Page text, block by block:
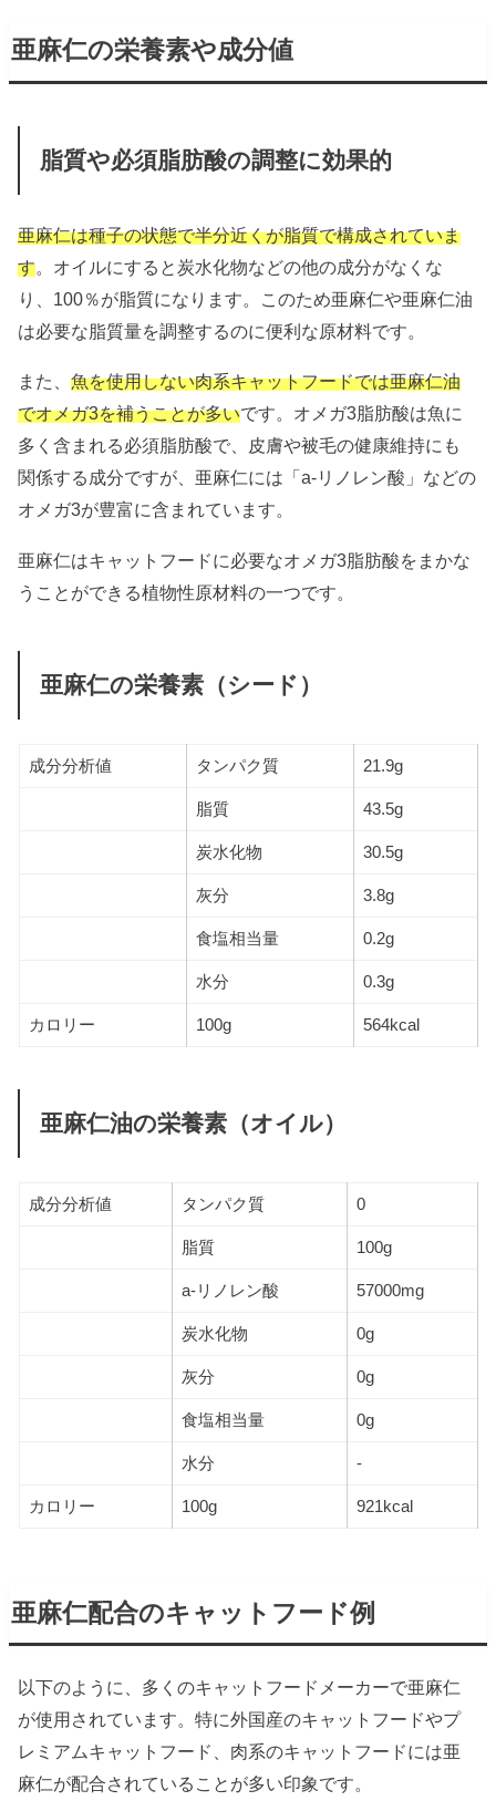
亜麻仁の栄養素や成分値
脂質や必須脂肪酸の調整に効果的
亜麻仁は種子の状態で半分近くが脂質で構成されていま
す。オイルにすると炭水化物などの他の成分がなくな
り、100％が脂質になります。このため亜麻仁や亜麻仁油
は必要な脂質量を調整するのに便利な原材料です。
また、魚を使用しない肉系キャットフードでは亜麻仁油
でオメガ3を補うことが多いです。オメガ3脂肪酸は魚に
多く含まれる必須脂肪酸で、皮膚や被毛の健康維持にも
関係する成分ですが、亜麻仁には「a-リノレン酸」などの
オメガ3が豊富に含まれています。
亜麻仁はキャットフードに必要なオメガ3脂肪酸をまかな
うことができる植物性原材料の一つです。
亜麻仁の栄養素（シード）
成分分析値 タンパク質 21.9g
脂質 43.5g
炭水化物 30.5g
灰分 3.8g
食塩相当量 0.2g
水分 0.3g
カロリー 100g 564kcal
亜麻仁油の栄養素（オイル）
成分分析値 タンパク質 0
脂質 100g
a-リノレン酸 57000mg
炭水化物 0g
灰分 0g
食塩相当量 0g
水分 -
カロリー 100g 921kcal
亜麻仁配合のキャットフード例
以下のように、多くのキャットフードメーカーで亜麻仁
が使用されています。特に外国産のキャットフードやプ
レミアムキャットフード、肉系のキャットフードには亜
麻仁が配合されていることが多い印象です。